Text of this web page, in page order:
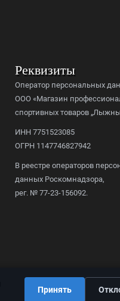
Реквизиты
Оператор персональных
ООО «Магазин
спортивных товаров
ИНН 7751523085
ОГРН 1147746827942
В реестре операторов
данных Роскомнадзора,
рег. № 77-23-156092.
Принять